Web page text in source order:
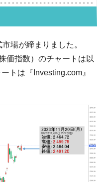
の輸出入」絶好調。半導
41％もある
な雇用対策だソレ。
明白だ」
く不動産対策で浅薄な発
じく」投資に不適格な国
場が締まりました。
価指数）のチャートは以
トは『Investing.com』